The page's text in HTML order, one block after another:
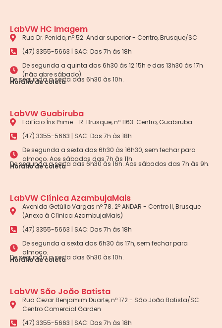
LabVW HC Imagem
Rua Dr. Penido, nº 52. Andar superior - Centro, Brusque/SC
(47) 3355-5663 | SAC: Das 7h às 18h
De segunda a quinta das 6h30 às 12:15h e das 13h30 às 17h
(não abre sábado).
Horário de coleta
De segunda a sexta das 6h30 às 10h.
LabVW Guabiruba
Edifício Íris Prime - R. Brusque, nº 1163. Centro, Guabiruba
(47) 3355-5663 | SAC: Das 7h às 18h
De segunda a sexta das 6h30 às 16h30, sem fechar para
almoço. Aos sábados das 7h às 11h.
Horário de coleta
De segunda a sexta das 6h30 às 16h. Aos sábados das 7h às 9h.
LabVW Clínica AzambujaMais
Avenida Getúlio Vargas nº 78. 2º ANDAR - Centro II, Brusque
(Anexo à Clínica AzambujaMais)
(47) 3355-5663 | SAC: Das 7h às 18h
De segunda a sexta das 6h30 às 17h, sem fechar para
almoço.
Horário de coleta
De segunda a sexta das 6h30 às 10h.
LabVW São João Batista
Rua Cezar Benjamim Duarte, nº 172 - São João Batista/SC.
Centro Comercial Garden
(47) 3355-5663 | SAC: Das 7h às 18h